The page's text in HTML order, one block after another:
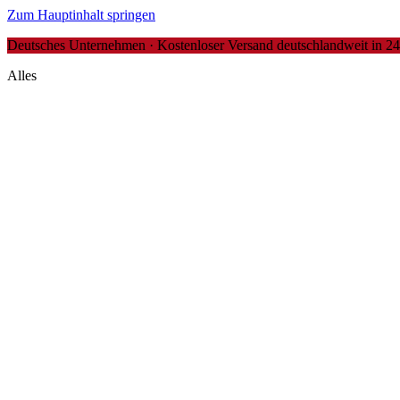
Zum Hauptinhalt springen
Deutsches Unternehmen · Kostenloser Versand deutschlandweit in
Alles